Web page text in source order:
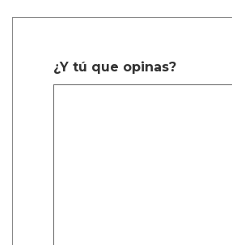
¿Y tú que opinas?